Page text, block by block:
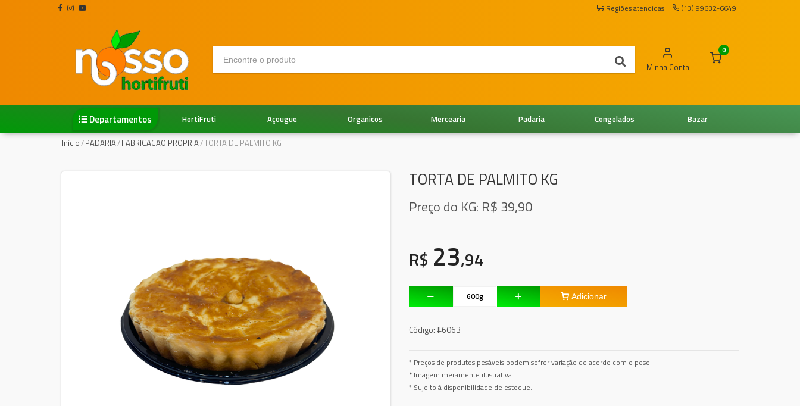
Regiões atendidas (13) 99632-6649
Minha Conta
0
Departamentos Bazar
Congelados
Padaria
Mercearia
Organicos
Açougue
HortiFruti
Início/PADARIA/FABRICACAO PROPRIA/TORTA DE PALMITO KG
TORTA DE PALMITO KG
Preço do KG: R$ 39,90
R$ 23,94
Adicionar
Código:#6063
* Preços de produtos pesáveis podem sofrer variação de acordo com o peso.
* Imagem meramente ilustrativa.
* Sujeito à disponibilidade de estoque.